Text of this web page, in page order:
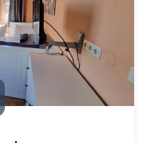
Slide 1 wechseln
Slide 2 wechseln
Slide 3 wechseln